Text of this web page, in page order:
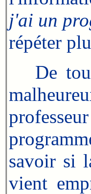
j'ai un
répéter
De
savoir si
vient